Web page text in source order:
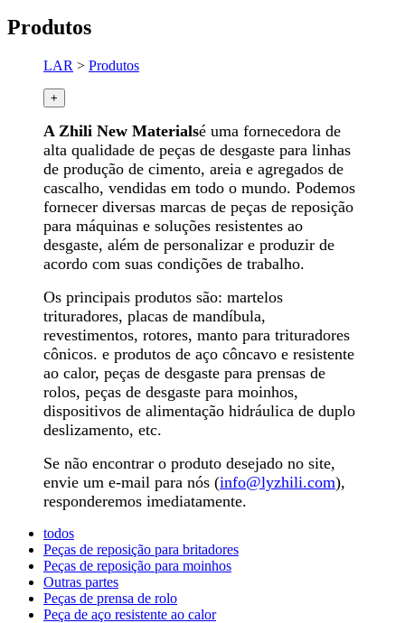
Produtos
LAR > Produtos
+
A Zhili New Materialsé uma fornecedora de
alta qualidade de peças de desgaste para linhas
de produção de cimento, areia e agregados de
cascalho, vendidas em todo o mundo. Podemos
fornecer diversas marcas de peças de reposição
para máquinas e soluções resistentes ao
desgaste, além de personalizar e produzir de
acordo com suas condições de trabalho.
Os principais produtos são: martelos
trituradores, placas de mandíbula,
revestimentos, rotores, manto para trituradores
cônicos. e produtos de aço côncavo e resistente
ao calor, peças de desgaste para prensas de
rolos, peças de desgaste para moinhos,
dispositivos de alimentação hidráulica de duplo
deslizamento, etc.
Se não encontrar o produto desejado no site,
envie um e-mail para nós (info@lyzhili.com),
responderemos imediatamente.
todos
Peças de reposição para britadores
Peças de reposição para moinhos
Outras partes
Peças de prensa de rolo
Peça de aço resistente ao calor